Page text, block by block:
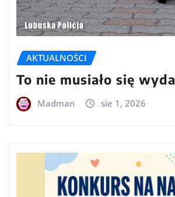
AKTUALNOŚCI
To nie musiało się
Madman sie 1, 2026